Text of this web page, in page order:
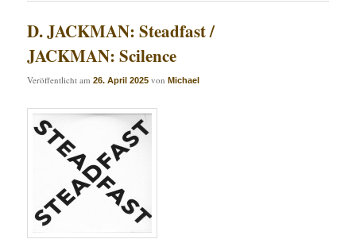
D. JACKMAN: Steadfast /
JACKMAN: Scilence
Veröffentlicht am26. April 2025 vonMichael